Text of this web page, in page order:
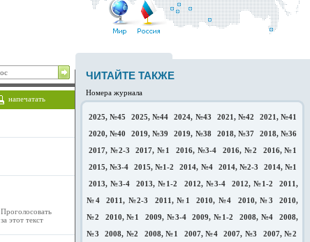
напечатать
Проголосовать
за этот текст
ЧИТАЙТЕ ТАКЖЕ
Номера журнала
2025, №45 2025, №44 2024, №43 2021, №42
2021, №41
2020, №40
2019, №39 2019, №38 2018, №37
2018, №36
2017, №2-3
2017, №1 2016, №3-4 2016, №2
2016, №1
2015, №3-4
2015, №1-2 2014, №4 2014, №2-3
2014, №1
2013, №3-4
2013, №1-2 2012, №3-4 2012, №1-2
2011,
№4
2011, №2-3 2011, №1 2010, №4 2010, №3
2010,
№2
2010, №1 2009, №3-4 2009, №1-2 2008, №4
2008,
№3
2008, №2 2008, №1 2007, №4 2007, №3
2007, №2